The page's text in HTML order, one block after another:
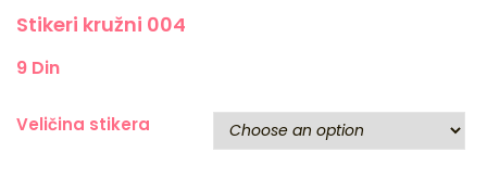
Stikeri kružni 004
9 Din
Veličina stikera